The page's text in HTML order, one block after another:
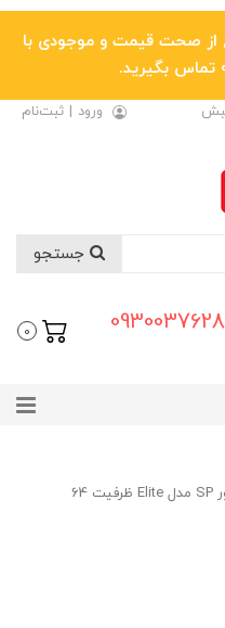
از صحت قیمت و موجودی با
نبش
ورود | ثبت‌نام
09111961461 - 01154606042
0
کارت حافظه microSDXC سیلیکون پاور SP مدل Elite ظرفیت 64